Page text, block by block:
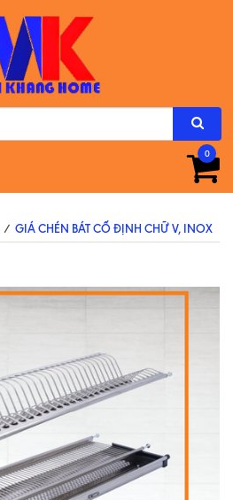
0
/ GIÁ CHÉN BÁT CỐ ĐỊNH CHỮ V, INOX